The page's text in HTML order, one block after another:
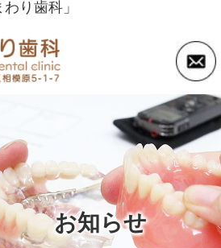
り歯科」
お知らせ